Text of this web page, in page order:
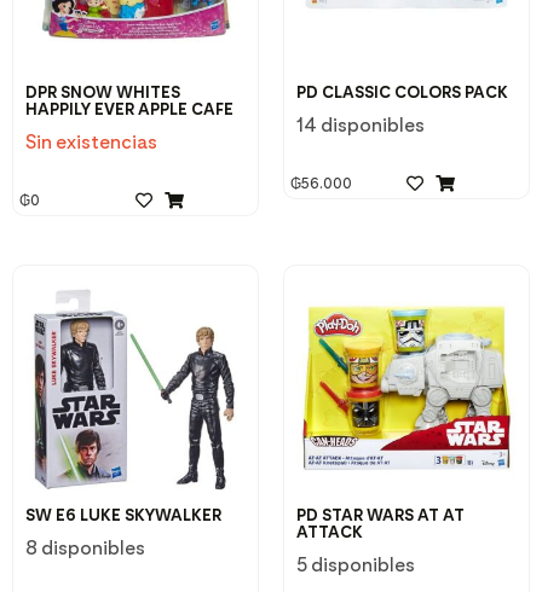
DPR SNOW WHITES
HAPPILY EVER APPLE CAFE
Sin existencias
₲0
PD CLASSIC COLORS PACK
14 disponibles
₲56.000
SW E6 LUKE SKYWALKER
8 disponibles
PD STAR WARS AT AT
ATTACK
5 disponibles